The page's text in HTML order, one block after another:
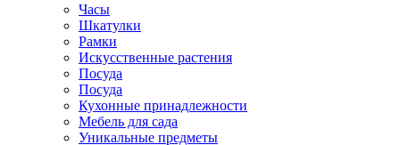
Часы
Шкатулки
Рамки
Искусственные растения
Посуда
Посуда
Кухонные принадлежности
Мебель для сада
Уникальные предметы